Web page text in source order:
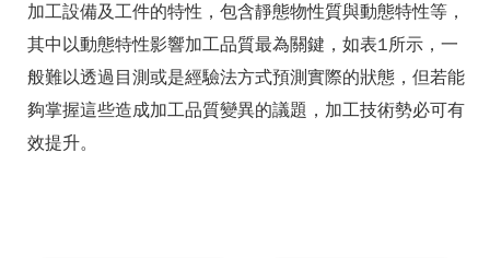
加工設備及工件的特性，包含靜態物性質與動態特性等，
其中以動態特性影響加工品質最為關鍵，如表1所示，一
般難以透過目測或是經驗法方式預測實際的狀態，但若能
夠掌握這些造成加工品質變異的議題，加工技術勢必可有
效提升。